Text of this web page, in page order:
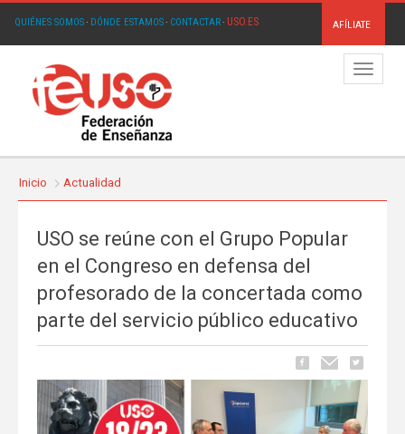
QUIÉNES SOMOS· DÓNDE ESTAMOS· CONTACTAR· USO.ES AFÍLIATE
Menú
Inicio Actualidad
USO se reúne con el Grupo Popular
en el Congreso en defensa del
profesorado de la concertada como
parte del servicio público educativo